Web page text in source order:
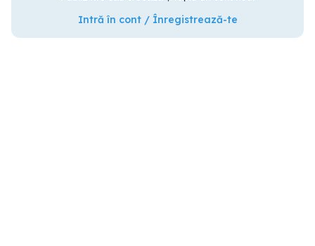
Intră în cont / Înregistrează-te